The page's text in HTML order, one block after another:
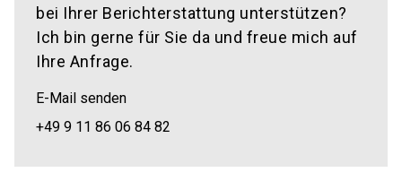
bei Ihrer Berichterstattung unterstützen?
Ich bin gerne für Sie da und freue mich auf
Ihre Anfrage.
E-Mail senden
+49 9 11 86 06 84 82